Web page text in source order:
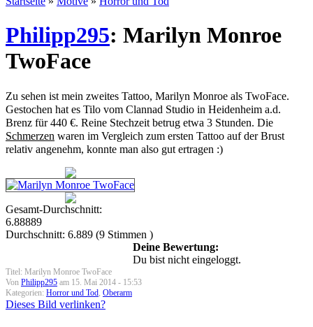
Philipp295: Marilyn Monroe
TwoFace
Zu sehen ist mein zweites Tattoo, Marilyn Monroe als TwoFace.
Gestochen hat es Tilo vom Clannad Studio in Heidenheim a.d.
Brenz für 440 €. Reine Stechzeit betrug etwa 3 Stunden. Die
Schmerzen waren im Vergleich zum ersten Tattoo auf der Brust
relativ angenehm, konnte man also gut ertragen :)
Gesamt-Durchschnitt:
6.88889
Durchschnitt: 6.889 (9 Stimmen )
Deine Bewertung:
Du bist nicht eingeloggt.
Titel: Marilyn Monroe TwoFace
Von Philipp295 am 15. Mai 2014 - 15:53
Kategorien: Horror und Tod, Oberarm
Dieses Bild verlinken?